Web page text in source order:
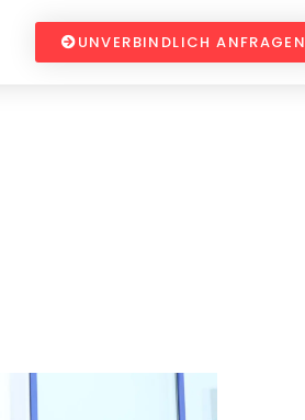
UNVERBINDLICH ANFRAGEN